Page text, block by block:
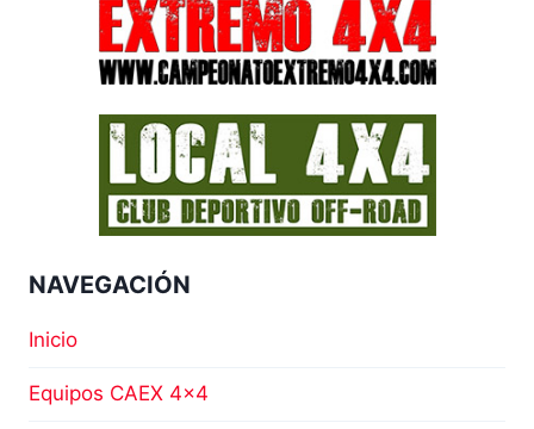
EL
EQUIPO
TEAM
TRIENZO
LA
CATEGORÍA
PROTO
NAVEGACIÓN
Inicio
Equipos CAEX 4×4